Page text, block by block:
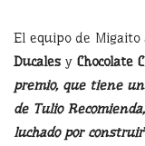
El equipo de
Ducalesy Chocolate
premio, que tiene
de Tulio
luchado por construir